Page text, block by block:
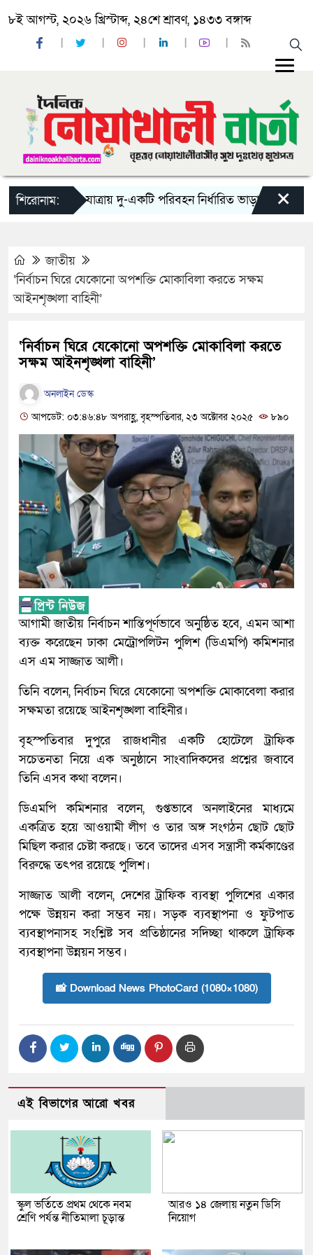
৮ই আগস্ট, ২০২৬ খ্রিস্টাব্দ, ২৪শে শ্রাবণ, ১৪৩৩ বঙ্গাব্দ
শিরোনাম:‘ঈদ যাত্রায় দু-একটি পরিবহন নির্ধারিত ভাড়ার চেয়েও কম
×
জাতীয়
‘নির্বাচন ঘিরে যেকোনো অপশক্তি মোকাবিলা করতে সক্ষম
আইনশৃঙ্খলা বাহিনী’
‘নির্বাচন ঘিরে যেকোনো অপশক্তি মোকাবিলা করতে
সক্ষম আইনশৃঙ্খলা বাহিনী’
অনলাইন ডেস্ক
আপডেট: ০৩:৪৬:৪৮ অপরাহ্ণ, বৃহস্পতিবার, ২৩ অক্টোবর ২০২৫
৮৯০
আগামী জাতীয় নির্বাচন শান্তিপূর্ণভাবে অনুষ্ঠিত হবে, এমন আশা
ব্যক্ত করেছেন ঢাকা মেট্রোপলিটন পুলিশ (ডিএমপি) কমিশনার
এস এম সাজ্জাত আলী।
তিনি বলেন, নির্বাচন ঘিরে যেকোনো অপশক্তি মোকাবেলা করার
সক্ষমতা রয়েছে আইনশৃঙ্খলা বাহিনীর।
বৃহস্পতিবার দুপুরে রাজধানীর একটি হোটেলে ট্রাফিক
সচেতনতা নিয়ে এক অনুষ্ঠানে সাংবাদিকদের প্রশ্নের জবাবে
তিনি এসব কথা বলেন।
ডিএমপি কমিশনার বলেন, গুপ্তভাবে অনলাইনের মাধ্যমে
একত্রিত হয়ে আওয়ামী লীগ ও তার অঙ্গ সংগঠন ছোট ছোট
মিছিল করার চেষ্টা করছে। তবে তাদের এসব সন্ত্রাসী কর্মকাণ্ডের
বিরুদ্ধে তৎপর রয়েছে পুলিশ।
সাজ্জাত আলী বলেন, দেশের ট্রাফিক ব্যবস্থা পুলিশের একার
পক্ষে উন্নয়ন করা সম্ভব নয়। সড়ক ব্যবস্থাপনা ও ফুটপাত
ব্যবস্থাপনাসহ সংশ্লিষ্ট সব প্রতিষ্ঠানের সদিচ্ছা থাকলে ট্রাফিক
ব্যবস্থাপনা উন্নয়ন সম্ভব।
📸 Download News PhotoCard (1080×1080)
এই বিভাগের আরো খবর
স্কুল ভর্তিতে প্রথম থেকে নবম
শ্রেণি পর্যন্ত নীতিমালা চূড়ান্ত
আরও ১৪ জেলায় নতুন ডিসি
নিয়োগ